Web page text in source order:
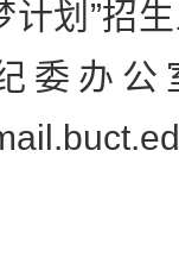
划”招生
委办公